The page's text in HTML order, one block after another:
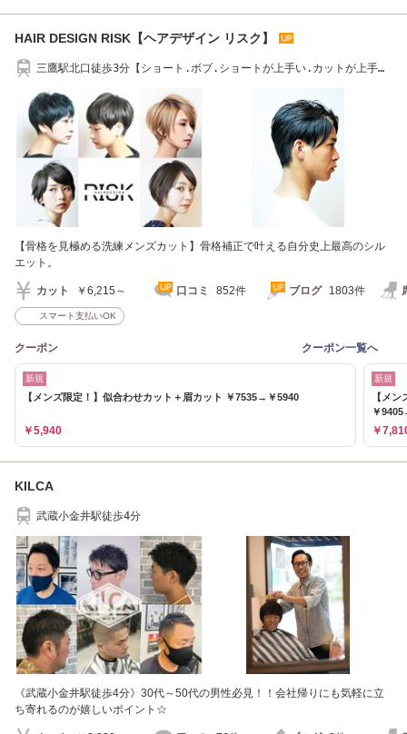
HAIR DESIGN RISK【ヘアデザイン リスク】
三鷹駅北口徒歩3分【ショート.ボブ.ショートが上手い.カットが上手
【骨格を見極める洗練メンズカット】骨格補正で叶える自分史上最高のシル
エット。
カット ￥6,215～ 口コミ 852件 ブログ 1803件
スマート支払いOK
クーポン クーポン一覧へ
新規
【メンズ限定！】似合わせカット＋眉カット ￥7535→￥5940
￥5,940
新規
【メ
￥
￥
KILCA
武蔵小金井駅徒歩4分
《武蔵小金井駅徒歩4分》30代～50代の男性必見！！会社帰りにも気軽に立
ち寄れるのが嬉しいポイント☆